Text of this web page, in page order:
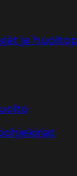
ja